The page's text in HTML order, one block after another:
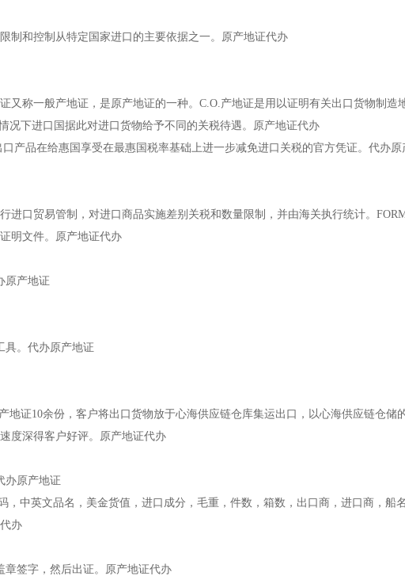
制和控制从特定国家进口的主要依据之一。原产地证代办
又称一般产地证，是原产地证的一种。C.O.产地证是用以证明有关出口货物制造
况下进口国据此对进口货物给予不同的关税待遇。原产地证代办
产品在给惠国享受在最惠国税率基础上进一步减免进口关税的官方凭证。代办原
进口贸易管制，对进口商品实施差别关税和数量限制，并由海关执行统计。
明文件。原产地证代办
原产地证
具。代办原产地证
证10余份，客户将出口货物放于心海供应链仓库集运出口，以心海供应链仓储
度深得客户好评。原产地证代办
办原产地证
，中英文品名，美金货值，进口成分，毛重，件数，箱数，出口商，进口商，船
办
章签字，然后出证。原产地证代办